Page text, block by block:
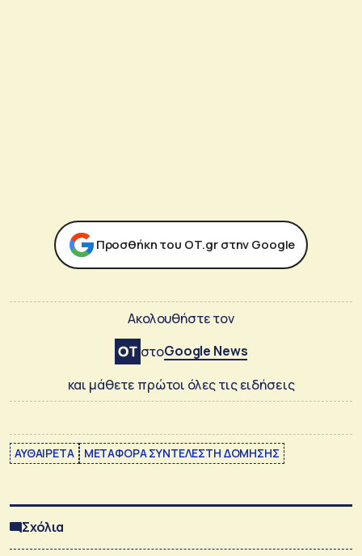
Προσθήκη του ΟΤ.gr στην Google
Ακολουθήστε τον
στοGoogle News
και μάθετε πρώτοι όλες τις ειδήσεις
ΑΥΘΑΙΡΕΤΑ ΜΕΤΑΦΟΡΑ ΣΥΝΤΕΛΕΣΤΗ ΔΟΜΗΣΗΣ
Σχόλια